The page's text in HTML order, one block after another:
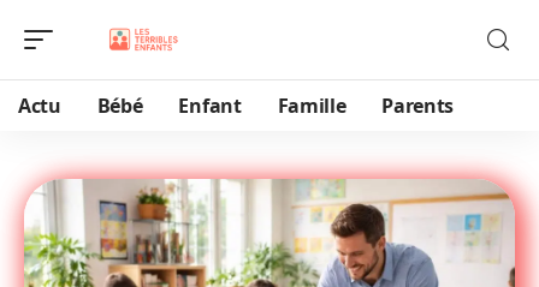
Actu Bébé Enfant Famille Parents